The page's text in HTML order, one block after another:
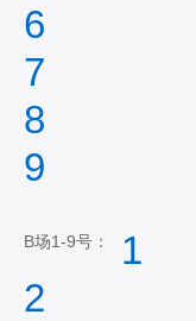
6
7
8
9
B场1-9号：
1
2